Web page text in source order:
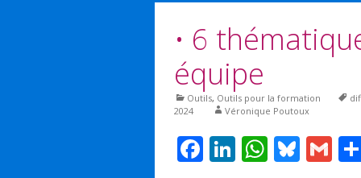
• 6
équipe
Outils, Outils pour la formation
2024
Véronique Poutoux
F Li W Bl G